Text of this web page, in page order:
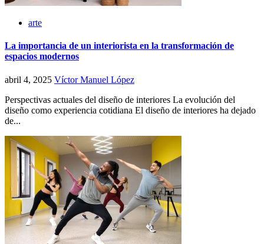
arte
La importancia de un interiorista en la transformación de
espacios modernos
abril 4, 2025 Víctor Manuel López
Perspectivas actuales del diseño de interiores La evolución del
diseño como experiencia cotidiana El diseño de interiores ha dejado
de...